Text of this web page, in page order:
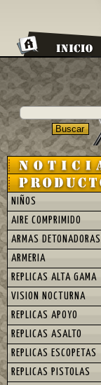
NIÑOS
AIRE COMPRIMIDO
ARMAS DETONADORAS
ARMERIA
REPLICAS ALTA GAMA
VISION NOCTURNA
REPLICAS APOYO
REPLICAS ASALTO
REPLICAS ESCOPETAS
REPLICAS PISTOLAS